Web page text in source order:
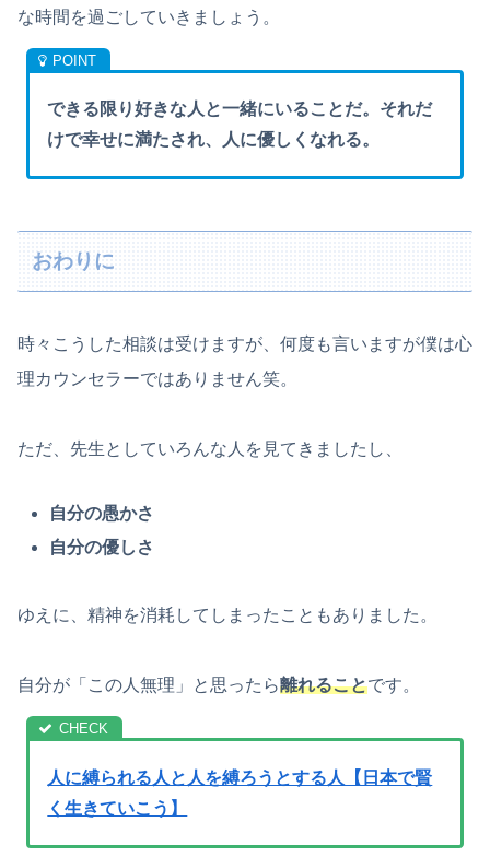
な時間を過ごしていきましょう。
できる限り好きな人と一緒にいることだ。それだ
けで幸せに満たされ、人に優しくなれる。
おわりに
時々こうした相談は受けますが、何度も言いますが僕は心
理カウンセラーではありません笑。
ただ、先生としていろんな人を見てきましたし、
自分の愚かさ
自分の優しさ
ゆえに、精神を消耗してしまったこともありました。
自分が「この人無理」と思ったら離れることです。
人に縛られる人と人を縛ろうとする人【日本で賢
く生きていこう】